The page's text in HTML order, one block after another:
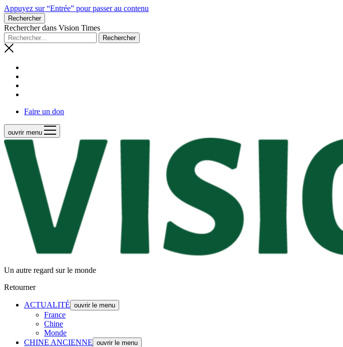
Appuyez sur “Entrée” pour passer au contenu
Rechercher
Rechercher dans Vision Times
Faire un don
ouvrir menu
Un autre regard sur le monde
Retourner
ACTUALITÉ ouvrir le menu
France
Chine
Monde
CHINE ANCIENNE ouvrir le menu